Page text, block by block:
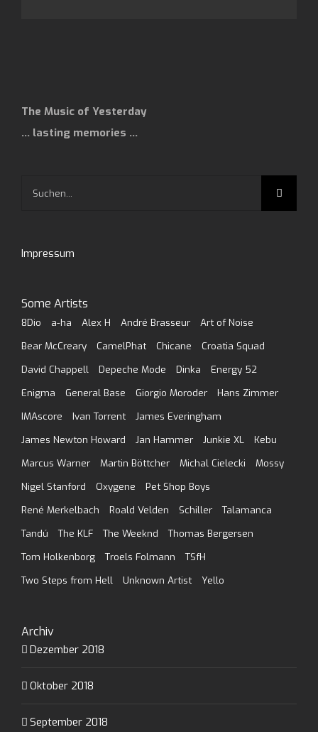
The Music of Yesterday
… lasting memories …
Impressum
Some Artists
8Dio a-ha Alex H André Brasseur
Art of Noise
Bear McCreary
CamelPhat Chicane
Croatia Squad
David Chappell
Depeche Mode Dinka
Energy 52
Enigma
General Base Giorgio Moroder
Hans Zimmer
IMAscore
Ivan Torrent
James Everingham
James Newton Howard
Jan Hammer Junkie XL
Kebu
Marcus Warner
Martin Böttcher Michal Cielecki
Mossy
Nigel Stanford
Oxygene
Pet Shop Boys
René Merkelbach
Roald Velden Schiller
Talamanca
Tandú
The KLF The Weeknd
Thomas Bergersen
Tom Holkenborg
Troels Folmann
TSfH
Two Steps from Hell
Unknown Artist Yello
Archiv
Dezember 2018
Oktober 2018
September 2018